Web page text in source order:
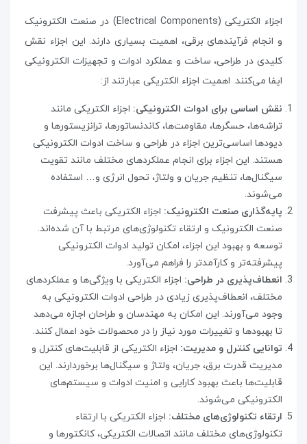
اجزاء الکتریکی(Electrical Components) در صنعت الکترونیک
و انجام فرآیندهای برقی، اهمیت بسیاری دارند. این اجزاء نقش
کلیدی در طراحی، ساخت و عملکرد ادوات و تجهیزات الکترونیکی
ایفا می‌کنند. اهمیت اجزاء الکتریکی عبارتند از:
نقش اساسی برای ادوات الکترونیکی: اجزاء الکتریکی مانند
تراشه‌ها، حسگرها، مقاومت‌ها، کاندنساتورها، ترانزیستورها و
دیودها اساسی‌ترین اجزاء در طراحی و ساخت ادوات الکترونیکی
هستند. این اجزاء برای انجام عملکرد‌های مختلف مانند تقویت
سیگنال‌ها، تنظیم جریان و ولتاژ، تحول انرژی و… استفاده
می‌شوند.
پایه‌گذاری صنعت الکترونیک: اجزاء الکتریکی باعث پیشرفت
صنعت الکترونیک و ارتقاء تکنولوژی‌های مرتبط با آن شده‌اند.
توسعه و بهبود این اجزاء، امکان تولید ادوات الکترونیکی
پیشرفته‌تر و کارآمدتر را فراهم می‌آورد.
انعطاف‌پذیری در طراحی: اجزاء الکتریکی با ویژگی‌ها و عملکردهای
مختلف، انعطاف‌پذیری زیادی در طراحی ادوات الکترونیکی به
وجود می‌آورند. این امکان به مهندسان و طراحان اجازه می‌دهد
تا بهبودها و تغییرات مورد نیاز را در محصولات خود اعمال کنند.
توانایی کنترل و مدیریت: اجزاء الکتریکی از قابلیت‌های کنترل و
مدیریت قدرت برق، جریان، ولتاژ و سیگنال‌ها برخوردارند. این
قابلیت‌ها باعث بهبود کارایی و امنیت ادوات و سیستم‌های
الکترونیکی می‌شوند.
ارتقاء تکنولوژی‌های مختلف: اجزاء الکتریکی با ارتقاء
تکنولوژی‌های مختلف مانند اتصالات الکتریکی، کانکتورها و